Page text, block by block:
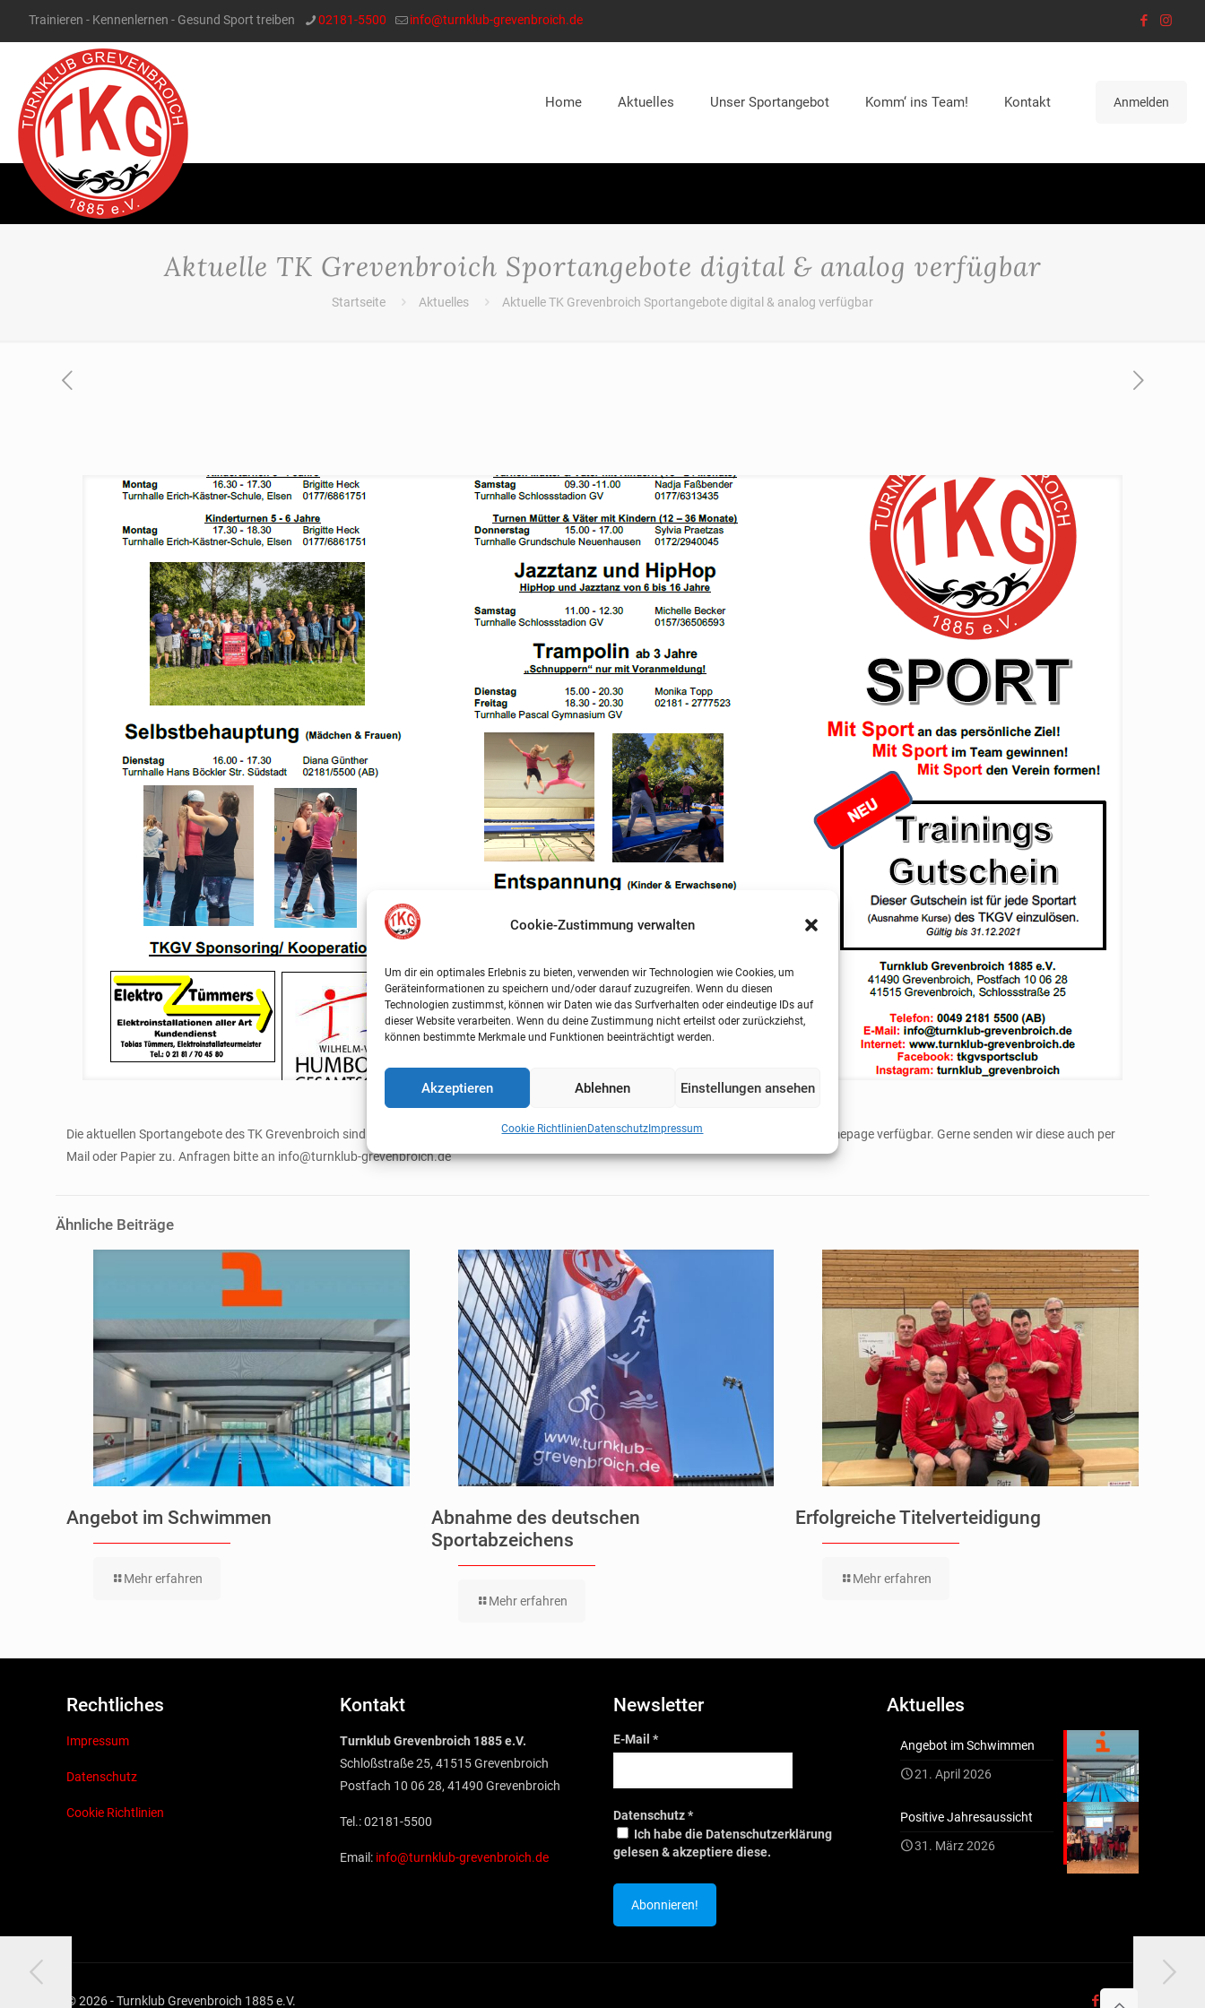
Cookie-Zustimmung verwalten
Um dir ein optimales Erlebnis zu bieten, verwenden wir Technologien wie Cookies, um
Geräteinformationen zu speichern und/oder darauf zuzugreifen. Wenn du diesen
Technologien zustimmst, können wir Daten wie das Surfverhalten oder eindeutige IDs auf
dieser Website verarbeiten. Wenn du deine Zustimmung nicht erteilst oder zurückziehst,
können bestimmte Merkmale und Funktionen beeinträchtigt werden.
Akzeptieren Ablehnen Einstellungen ansehen
Cookie Richtlinien Datenschutz Impressum
Trainieren - Kennenlernen - Gesund Sport treiben 02181-5500 info@turnklub-grevenbroich.de
Home Aktuelles Unser Sportangebot Komm‘ ins Team! Kontakt Anmelden
Aktuelle TK Grevenbroich Sportangebote digital & analog verfügbar
Startseite Aktuelles Aktuelle TK Grevenbroich Sportangebote digital & analog verfügbar
Die aktuellen Sportangebote des TK Grevenbroich sind ab sofort ganz klassisch als Papier Falzflyer und auch als Download auf unserer Homepage verfügbar. Gerne senden wir diese auch per
Mail oder Papier zu. Anfragen bitte an info@turnklub-grevenbroich.de
Ähnliche Beiträge
Angebot im Schwimmen
Mehr erfahren
Abnahme des deutschen
Sportabzeichens
Mehr erfahren
Erfolgreiche Titelverteidigung
Mehr erfahren
Rechtliches
Impressum
Datenschutz
Cookie Richtlinien
Kontakt
Turnklub Grevenbroich 1885 e.V.
Schloßstraße 25, 41515 Grevenbroich
Postfach 10 06 28, 41490 Grevenbroich
Tel.: 02181-5500
Email: info@turnklub-grevenbroich.de
Newsletter
E-Mail *
Datenschutz*
Ich habe die Datenschutzerklärung
gelesen & akzeptiere diese.
Aktuelles
Angebot im Schwimmen
21. April 2026
Positive Jahresaussicht
31. März 2026
© 2026 - Turnklub Grevenbroich 1885 e.V.